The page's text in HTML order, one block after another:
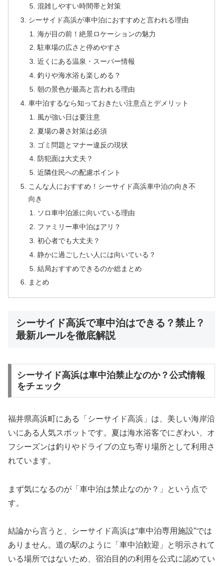
混雑しやすい時間帯と対策
シーサイド高浜が車中泊におすすめと言われる理由
海が目の前！絶景ロケーションの魅力
駐車場の広さと停めやすさ
近くにある温泉・スーパー情報
釣りや海水浴も楽しめる？
朝の景色が最高と言われる理由
車中泊するなら知っておきたい注意点とデメリット
風が強い日は要注意
夏場の暑さ対策は必須
ゴミ問題とマナー違反の現状
防犯面は大丈夫？
近隣住民への配慮ポイント
こんな人におすすめ！シーサイド高浜車中泊の向き不
向き
ソロ車中泊派に向いている理由
ファミリー車中泊はアリ？
初心者でも大丈夫？
静かに過ごしたい人には向いている？
結局おすすめできるのか総まとめ
まとめ
シーサイド高浜で車中泊はできる？禁止？
最新ルールを徹底解説
シーサイド高浜は車中泊禁止なのか？公式情報
をチェック
福井県高浜町にある「シーサイド高浜」は、美しい海岸沿
いにある人気スポットです。夏は海水浴客でにぎわい、オ
フシーズンは釣りやドライブの立ち寄り場所として利用さ
れています。
まず気になるのが「車中泊は禁止なのか？」という点で
す。
結論から言うと、シーサイド高浜は“車中泊専用施設”では
ありません。道の駅のように「車中泊歓迎」と明示されて
いる場所ではないため、宿泊目的の利用を公式に認めてい